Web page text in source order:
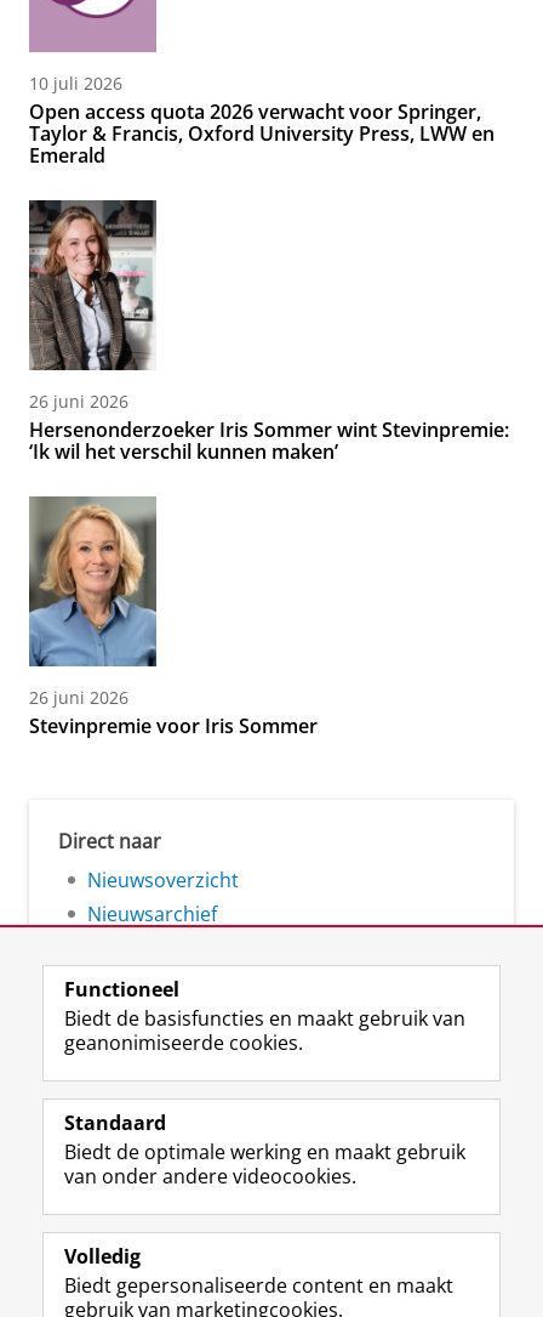
10 juli 2026
Open access quota 2026 verwacht voor Springer,
Taylor & Francis, Oxford University Press, LWW en
Emerald
26 juni 2026
Hersenonderzoeker Iris Sommer wint Stevinpremie:
‘Ik wil het verschil kunnen maken’
26 juni 2026
Stevinpremie voor Iris Sommer
Direct naar
Nieuwsoverzicht
Nieuwsarchief
Volg de RUG
F
a
e
b
o
p
a
L
i
k
e
I
-
p
R
S
-
f
e
R
I
n
t
r
m
Y
o
T
e
k
Studiekiezers
Alumni
Over ons
Functioneel
Biedt de basisfuncties en maakt gebruik van
geanonimiseerde cookies.
Standaard
Biedt de optimale werking en maakt gebruik
van onder andere videocookies.
Volledig
Biedt gepersonaliseerde content en maakt
gebruik van marketingcookies.